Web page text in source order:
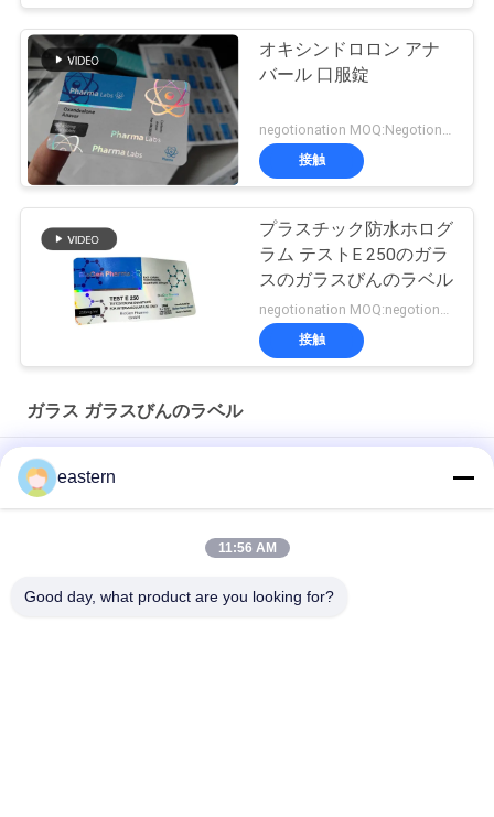
オキシンドロロン アナ
バール 口服錠
negotionation MOQ:Negotionation
接触
プラスチック防水ホログ
ラム テストE 250のガラ
スのガラスびんのラベル
negotionation MOQ:negotionation
接触
ガラス ガラスびんのラベル
ソマトロピン HG 176-191 2mlx10 ラベル付きガラスバイアル
フルセットのPaer Instrutionが付いているトレンアセテートバ
eastern
11:56 AM
Good day, what product are you looking for?